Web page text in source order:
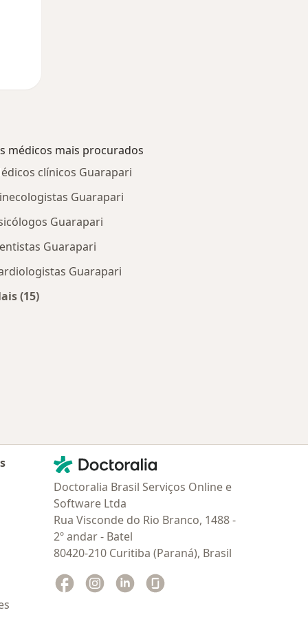
médicos mais procurados
clínicos Guarapari
Guarapari
Guarapari
Guarapari
Guarapari
(15)
Contato
Doctoralia - Homepage
Doctoralia Brasil Serviços Online e
Software Ltda
Rua Visconde do Rio Branco, 1488 -
2º andar - Batel
80420-210 Curitiba (Paraná), Brasil
Facebook
abre num novo separador
Instagram
abre num novo separador
Linkedin
abre num novo separador